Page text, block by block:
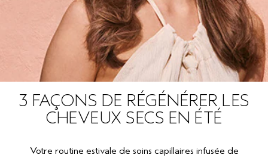
3 FAÇONS DE RÉGÉNÉRER LES
CHEVEUX SECS EN ÉTÉ
Votre routine estivale de soins capillaires infusée de